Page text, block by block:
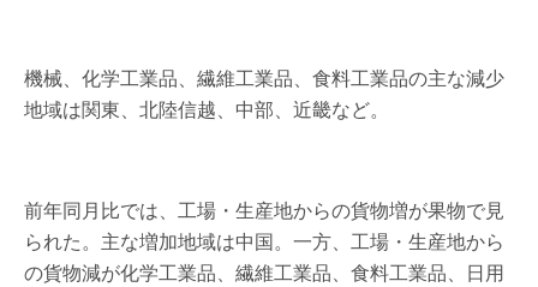
機械、化学工業品、繊維工業品、食料工業品の主な減少
地域は関東、北陸信越、中部、近畿など。
前年同月比では、工場・生産地からの貨物増が果物で見
られた。主な増加地域は中国。一方、工場・生産地から
の貨物減が化学工業品、繊維工業品、食料工業品、日用